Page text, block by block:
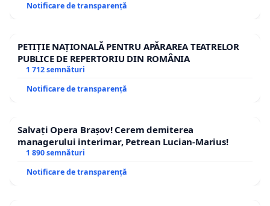
Notificare de transparență
PETIȚIE NAȚIONALĂ PENTRU APĂRAREA TEATRELOR
PUBLICE DE REPERTORIU DIN ROMÂNIA
1 712 semnături
Notificare de transparență
Salvați Opera Brașov! Cerem demiterea
managerului interimar, Petrean Lucian-Marius!
1 890 semnături
Notificare de transparență